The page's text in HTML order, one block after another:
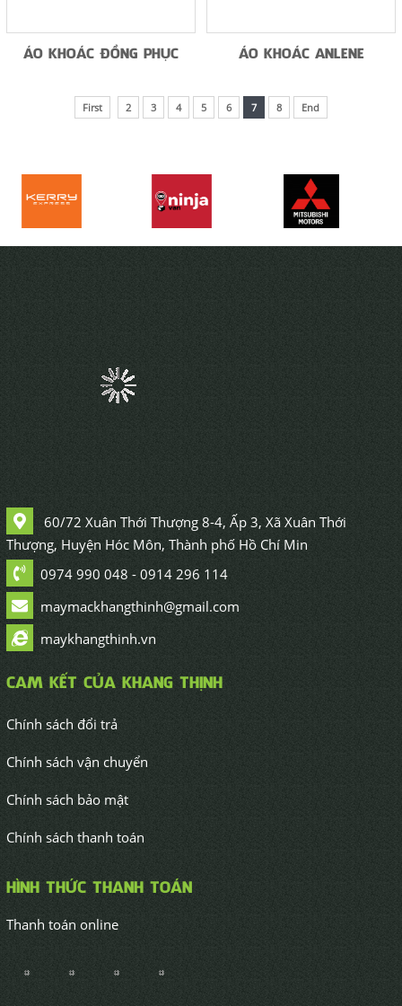
ÁO KHOÁC ĐỒNG PHỤC ÁO KHOÁC ANLENE
First 2 3 4 5 6 7 8 End
60/72 Xuân Thới Thượng 8-4, Ấp 3, Xã Xuân Thới
Thượng, Huyện Hóc Môn, Thành phố Hồ Chí Min
0974 990 048 - 0914 296 114
maymackhangthinh@gmail.com
maykhangthinh.vn
CAM KẾT CỦA KHANG THỊNH
Chính sách đổi trả
Chính sách vận chuyển
Chính sách bảo mật
Chính sách thanh toán
HÌNH THỨC THANH TOÁN
Thanh toán online